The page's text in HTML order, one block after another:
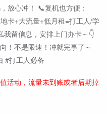
放心冲！ 📞复机也方便：
卡+大流量+低月租=打工人/学
留信息，安排上门办卡～👇
！不是限速！冲就完事了～
#打工人必备
活动，流量未到账或者后期掉